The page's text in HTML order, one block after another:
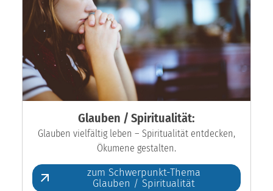
Glauben / Spiritualität:
Glauben vielfältig leben – Spiritualität entdecken,
Ökumene gestalten.
zum Schwerpunkt-Thema
Glauben / Spiritualität